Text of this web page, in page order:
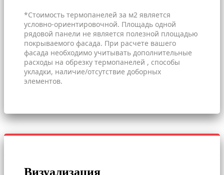
*Стоимость термопанелей за м2 является
условно-ориентировочной. Площадь одной
рядовой панели не является полезной площадью
покрываемого фасада. При расчете вашего
фасада необходимо учитывать дополнительные
расходы на обрезку термопанелей , способы
укладки, наличие/отсутствие доборных
элементов.
Визуализация